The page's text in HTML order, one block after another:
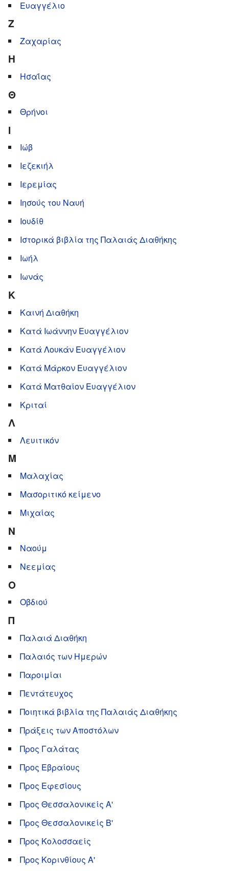
Ευαγγέλιο
Ζ
Ζαχαρίας
Η
Ησαΐας
Θ
Θρήνοι
Ι
Ιώβ
Ιεζεκιήλ
Ιερεμίας
Ιησούς του Ναυή
Ιουδίθ
Ιστορικά βιβλία της Παλαιάς Διαθήκης
Ιωήλ
Ιωνάς
Κ
Καινή Διαθήκη
Κατά Ιωάννην Ευαγγέλιον
Κατά Λουκάν Ευαγγέλιον
Κατά Μάρκον Ευαγγέλιον
Κατά Ματθαίον Ευαγγέλιον
Κριταί
Λ
Λευιτικόν
Μ
Μαλαχίας
Μασοριτικό κείμενο
Μιχαίας
Ν
Ναούμ
Νεεμίας
Ο
Οβδιού
Π
Παλαιά Διαθήκη
Παλαιός των Ημερών
Παροιμίαι
Πεντάτευχος
Ποιητικά βιβλία της Παλαιάς Διαθήκης
Πράξεις των Αποστόλων
Προς Γαλάτας
Προς Εβραίους
Προς Εφεσίους
Προς Θεσσαλονικείς Α'
Προς Θεσσαλονικείς Β'
Προς Κολοσσαείς
Προς Κορινθίους Α'